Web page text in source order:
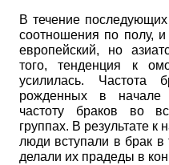
В течение
соотношения по полу,
европейский, но
того, тенденция к
усилилась. Частота
рожденных в начале
частоту браков во
группах. В результате
люди вступали в брак в
делали их прадеды в